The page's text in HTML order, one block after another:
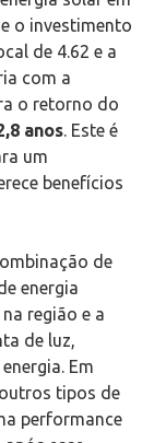
o investimento
de 4.62 e a
com a
o retorno do
anos . Este é
um
benefícios
de
energia
região e a
de luz,
Em
tipos de
performance